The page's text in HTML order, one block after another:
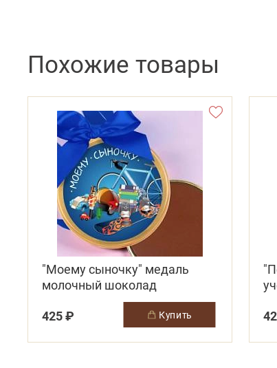
Похожие товары
"Моему сыночку" медаль
молочный шоколад
425 ₽
купить